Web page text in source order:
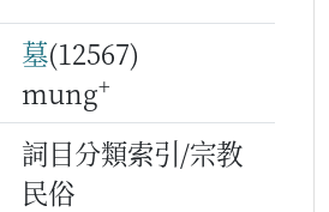
墓(12567)
mung+
詞目分類索引/宗教
民俗